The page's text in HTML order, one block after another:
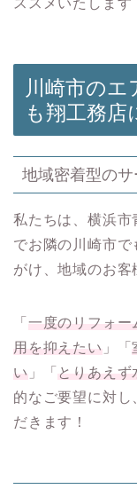
ススメいたします
川崎市のエ
も翔工務店
地域密着型のサ
私たちは、横浜市
でお隣の川崎市
がけ、地域のお客
「 一度のリフォー
用を抑えたい 」「
い 」「 とりあえず
的なご要望に対し
だきます！